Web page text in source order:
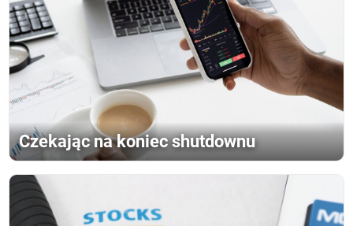
Czekając na koniec shutdownu